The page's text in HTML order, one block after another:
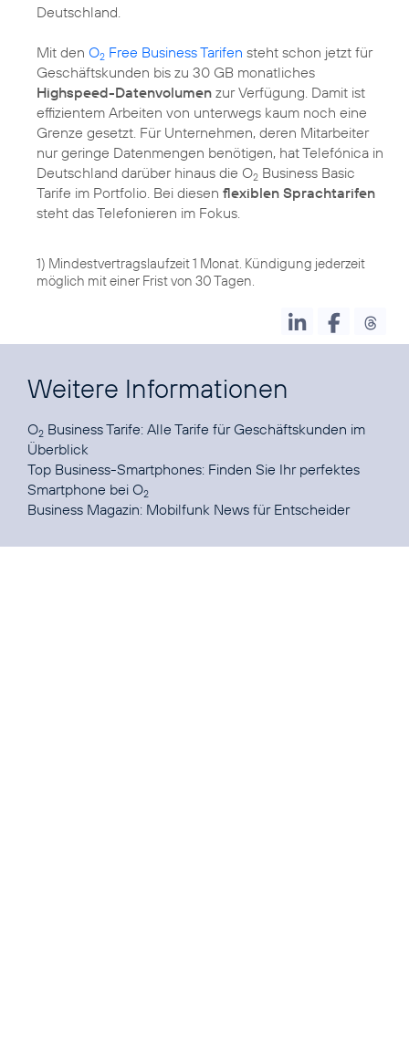
Deutschland.
Mit den O2 Free Business Tarifen steht schon jetzt für
Geschäftskunden bis zu 30 GB monatliches
Highspeed-Datenvolumen zur Verfügung. Damit ist
effizientem Arbeiten von unterwegs kaum noch eine
Grenze gesetzt. Für Unternehmen, deren Mitarbeiter
nur geringe Datenmengen benötigen, hat Telefónica in
Deutschland darüber hinaus die O2 Business Basic
Tarife im Portfolio. Bei diesen flexiblen Sprachtarifen
steht das Telefonieren im Fokus.
1) Mindestvertragslaufzeit 1 Monat. Kündigung jederzeit
möglich mit einer Frist von 30 Tagen.
Weitere Informationen
O2 Business Tarife: Alle Tarife für Geschäftskunden im
Überblick
Top Business-Smartphones: Finden Sie Ihr perfektes
Smartphone bei O2
Business Magazin: Mobilfunk News für Entscheider